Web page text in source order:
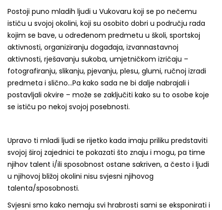
Postoji puno mladih ljudi u Vukovaru koji se po nečemu
ističu u svojoj okolini, koji su osobito dobri u području rada
kojim se bave, u određenom predmetu u školi, sportskoj
aktivnosti, organiziranju događaja, izvannastavnoj
aktivnosti, rješavanju sukoba, umjetničkom izričaju –
fotografiranju, slikanju, pjevanju, plesu, glumi, ručnoj izradi
predmeta i slično…Pa kako sada ne bi dalje nabrajali i
postavljali okvire – može se zaključiti kako su to osobe koje
se ističu po nekoj svojoj posebnosti.
Upravo ti mladi ljudi se rijetko kada imaju priliku predstaviti
svojoj široj zajednici te pokazati što znaju i mogu, pa time
njihov talent i/ili sposobnost ostane sakriven, a često i ljudi
u njihovoj bližoj okolini nisu svjesni njihovog
talenta/sposobnosti.
Svjesni smo kako nemaju svi hrabrosti sami se eksponirati i